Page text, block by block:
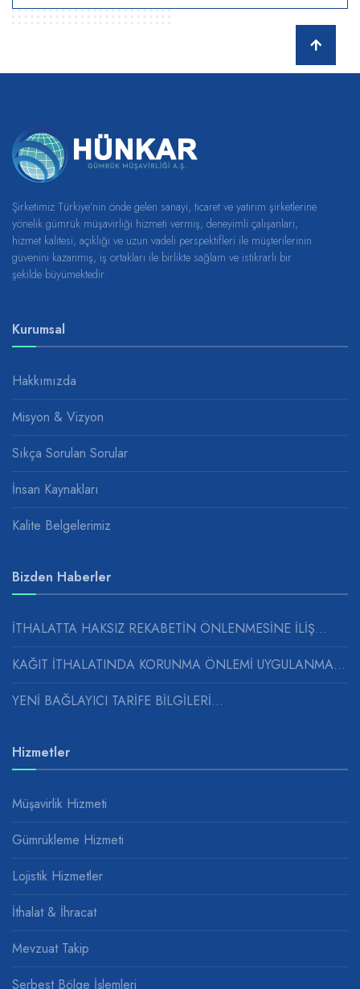
Şirketimiz Türkiye’nin önde gelen sanayi, ticaret ve yatırım şirketlerine
yönelik gümrük müşavirliği hizmeti vermiş, deneyimli çalışanları,
hizmet kalitesi, açıklığı ve uzun vadeli perspektifleri ile müşterilerinin
güvenini kazanmış, iş ortakları ile birlikte sağlam ve istikrarlı bir
şekilde büyümektedir.
Kurumsal
Hakkımızda
Misyon & Vizyon
Sıkça Sorulan Sorular
İnsan Kaynakları
Kalite Belgelerimiz
Bizden Haberler
İTHALATTA HAKSIZ REKABETİN ÖNLENMESİNE İLİŞ...
KAĞIT İTHALATINDA KORUNMA ÖNLEMİ UYGULANMASINA...
YENİ BAĞLAYICI TARİFE BİLGİLERİ...
Hizmetler
Müşavirlik Hizmeti
Gümrükleme Hizmeti
Lojistik Hizmetler
İthalat & İhracat
Mevzuat Takip
Serbest Bölge İşlemleri